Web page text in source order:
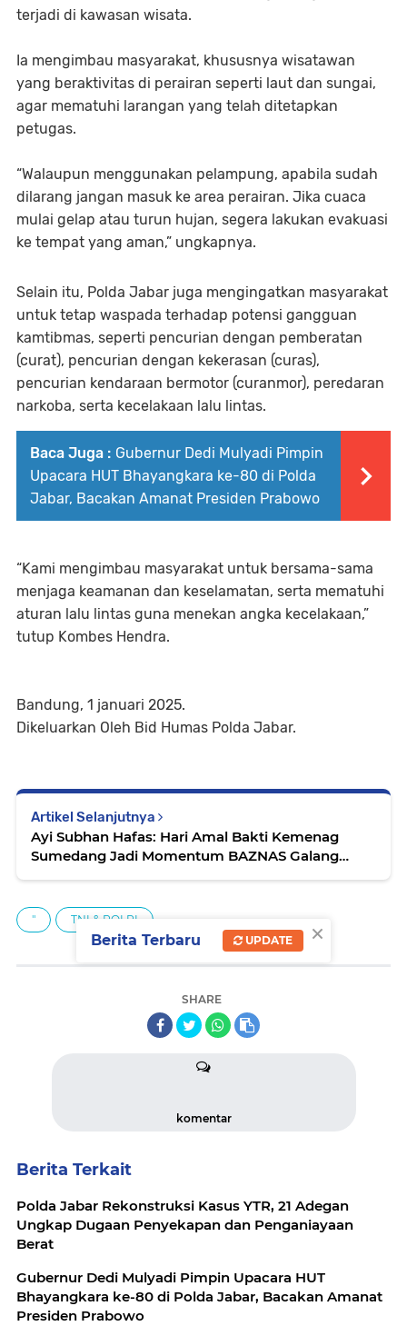
terjadi di kawasan wisata.
Ia mengimbau masyarakat, khususnya wisatawan
yang beraktivitas di perairan seperti laut dan sungai,
agar mematuhi larangan yang telah ditetapkan
petugas.
“Walaupun menggunakan pelampung, apabila sudah
dilarang jangan masuk ke area perairan. Jika cuaca
mulai gelap atau turun hujan, segera lakukan evakuasi
ke tempat yang aman,” ungkapnya.
Selain itu, Polda Jabar juga mengingatkan masyarakat
untuk tetap waspada terhadap potensi gangguan
kamtibmas, seperti pencurian dengan pemberatan
(curat), pencurian dengan kekerasan (curas),
pencurian kendaraan bermotor (curanmor), peredaran
narkoba, serta kecelakaan lalu lintas.
Baca Juga : Gubernur Dedi Mulyadi Pimpin
Upacara HUT Bhayangkara ke-80 di Polda
Jabar, Bacakan Amanat Presiden Prabowo
“Kami mengimbau masyarakat untuk bersama-sama
menjaga keamanan dan keselamatan, serta mematuhi
aturan lalu lintas guna menekan angka kecelakaan,”
tutup Kombes Hendra.
Bandung, 1 januari 2025.
Dikeluarkan Oleh Bid Humas Polda Jabar.
Artikel Selanjutnya
Ayi Subhan Hafas: Hari Amal Bakti Kemenag
Sumedang Jadi Momentum BAZNAS Galang
" TNI & POLRI
SHARE
komentar
Berita Terkait
Polda Jabar Rekonstruksi Kasus YTR, 21 Adegan
Ungkap Dugaan Penyekapan dan Penganiayaan
Berat
Gubernur Dedi Mulyadi Pimpin Upacara HUT
Bhayangkara ke-80 di Polda Jabar, Bacakan Amanat
Presiden Prabowo
×
Berita Terbaru UPDATE